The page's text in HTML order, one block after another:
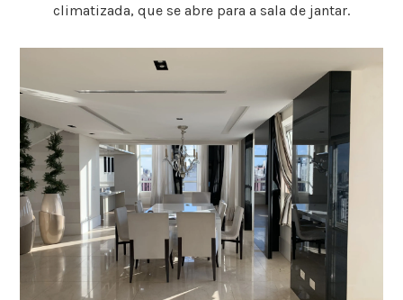
climatizada, que se abre para a sala de jantar.